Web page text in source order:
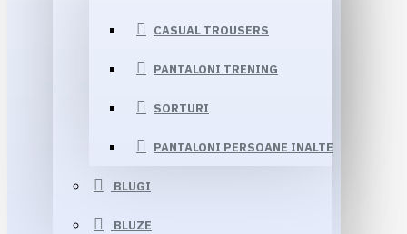
CASUAL TROUSERS
PANTALONI TRENING
SORTURI
PANTALONI PERSOANE INALTE
BLUGI
BLUZE